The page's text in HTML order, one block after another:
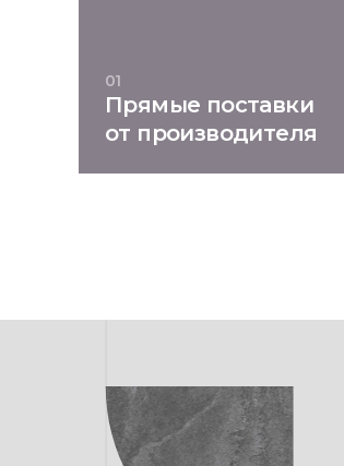
01
Прямые поставки
от производителя